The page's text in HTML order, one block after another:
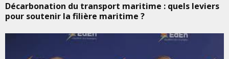
Décarbonation du transport maritime : quels leviers
pour soutenir la filière maritime ?